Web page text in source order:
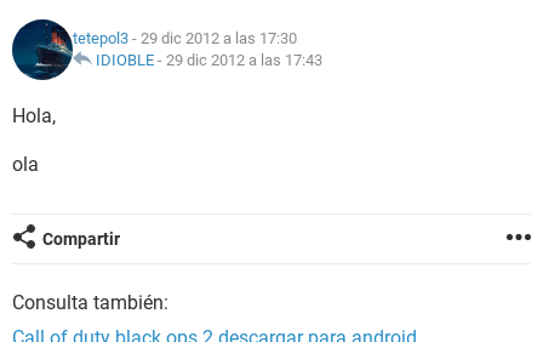
tetepol3 - 29 dic 2012 a las 17:30
IDIOBLE - 29 dic 2012 a las 17:43
Hola,
ola
Compartir
Consulta también: